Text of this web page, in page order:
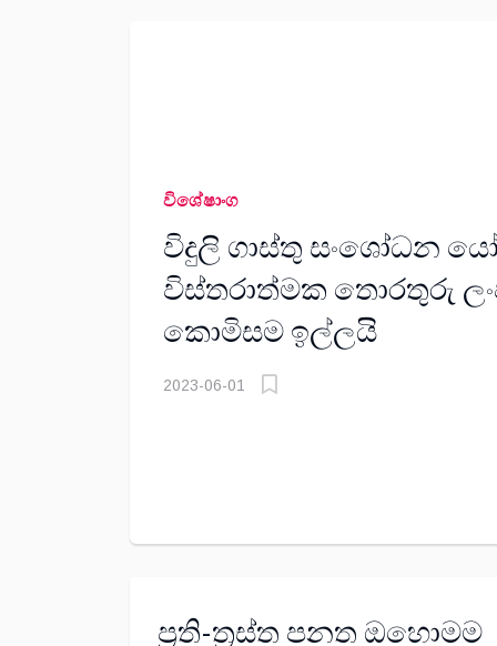
විශේෂාංග
විදුලි ගාස්තු සංශෝධන
විස්තරාත්මක තොරතුරු
කොමිසම ඉල්ලයි
2023-06-01
ප්‍රති-ත්‍රස්ත පනත ඔහොමම